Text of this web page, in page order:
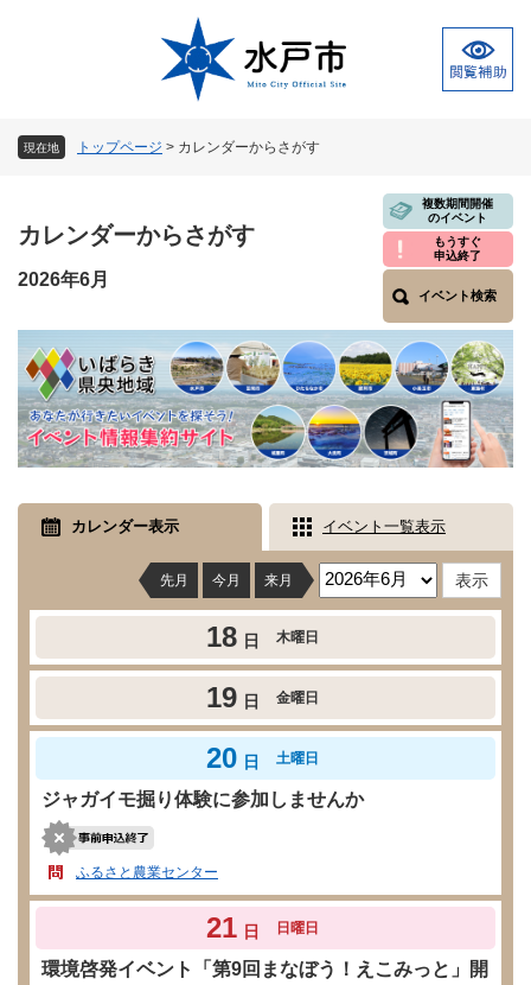
現在地 トップページ > カレンダーからさがす
文
カレンダーからさがす
複数期間開催
のイベント
もうすぐ
申込終了
イベント検索
2026年6月
カレンダー表示 イベント一覧表示
先月 今月 来月
18 日 木曜日
19 日 金曜日
20 日 土曜日
ジャガイモ掘り体験に参加しませんか
ふるさと農業センター
21 日 日曜日
環境啓発イベント「第9回まなぼう！えこみっと」開